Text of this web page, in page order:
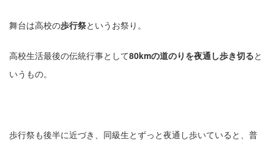
舞台は高校の歩行祭というお祭り。
高校生活最後の伝統行事として80kmの道のりを夜通し歩き切ると
いうもの。
歩行祭も後半に近づき、同級生とずっと夜通し歩いていると、普